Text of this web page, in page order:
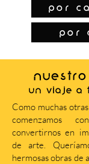
por
por
Un viaje a
Como muchas
comenzamos
convertirnos en
de arte.
hermosas obras de